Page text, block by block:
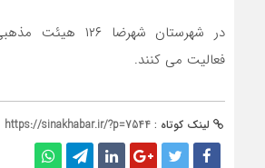
در شهرستان شهرضا
فعالیت می کنند.
لینک کوتاه : https://sinakhabar.ir/?p=7544